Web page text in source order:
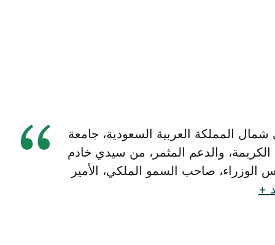
المملكة العربية السعودية، جامعة
والدعم المثمر، من سيدي خادم
صاحب السمو الملكي، الأمير
+